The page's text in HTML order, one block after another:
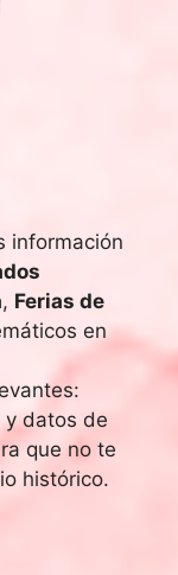
información
, Ferias de
en
y datos de
que no te
histórico.